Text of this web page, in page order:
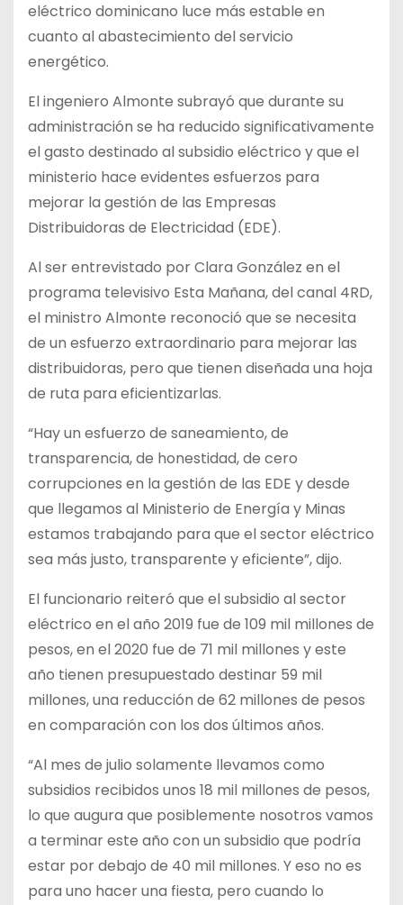
eléctrico dominicano luce más estable en
cuanto al abastecimiento del servicio
energético.
El ingeniero Almonte subrayó que durante su
administración se ha reducido significativamente
el gasto destinado al subsidio eléctrico y que el
ministerio hace evidentes esfuerzos para
mejorar la gestión de las Empresas
Distribuidoras de Electricidad (EDE).
Al ser entrevistado por Clara González en el
programa televisivo Esta Mañana, del canal 4RD,
el ministro Almonte reconoció que se necesita
de un esfuerzo extraordinario para mejorar las
distribuidoras, pero que tienen diseñada una hoja
de ruta para eficientizarlas.
“Hay un esfuerzo de saneamiento, de
transparencia, de honestidad, de cero
corrupciones en la gestión de las EDE y desde
que llegamos al Ministerio de Energía y Minas
estamos trabajando para que el sector eléctrico
sea más justo, transparente y eficiente”, dijo.
El funcionario reiteró que el subsidio al sector
eléctrico en el año 2019 fue de 109 mil millones de
pesos, en el 2020 fue de 71 mil millones y este
año tienen presupuestado destinar 59 mil
millones, una reducción de 62 millones de pesos
en comparación con los dos últimos años.
“Al mes de julio solamente llevamos como
subsidios recibidos unos 18 mil millones de pesos,
lo que augura que posiblemente nosotros vamos
a terminar este año con un subsidio que podría
estar por debajo de 40 mil millones. Y eso no es
para uno hacer una fiesta, pero cuando lo